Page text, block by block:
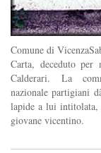
Comune di
Carta, deceduto
Calderari. La
nazionale partigiani
lapide a lui intitolata,
giovane vicentino.